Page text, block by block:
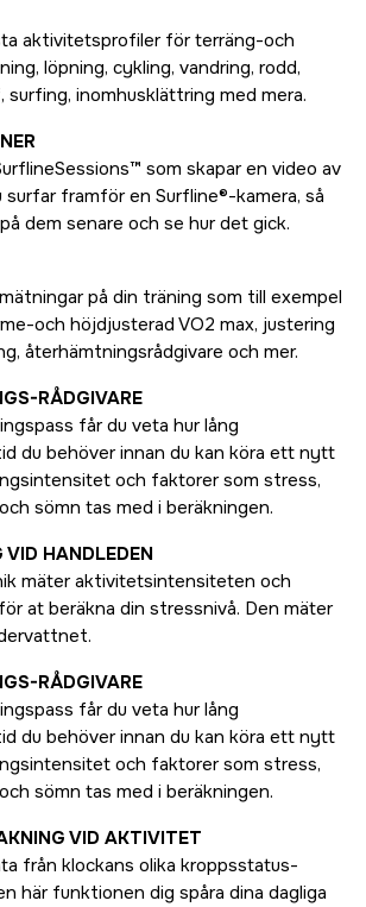
aktivitetsprofiler för terräng-och
löpning, cykling, vandring, rodd,
surfing, inomhusklättring med mera.
som skapar en video av
surfar framför en Surfline®-kamera, så
dem senare och se hur det gick.
på din träning som till exempel
och höjdjusterad VO2 max, justering
återhämtningsrådgivare och mer.
RÅDGIVARE
får du veta hur lång
du behöver innan du kan köra ett nytt
och faktorer som stress,
sömn tas med i beräkningen.
VID HANDLEDEN
mäter aktivitetsintensiteten och
at beräkna din stressnivå. Den mäter
RÅDGIVARE
får du veta hur lång
du behöver innan du kan köra ett nytt
och faktorer som stress,
sömn tas med i beräkningen.
VID AKTIVITET
från klockans olika kroppsstatus-
här funktionen dig spåra dina dagliga